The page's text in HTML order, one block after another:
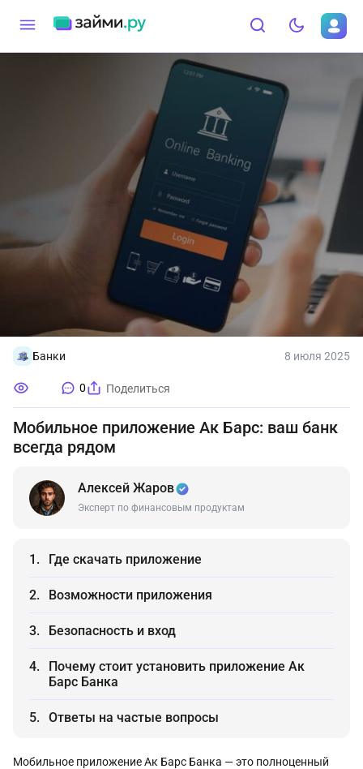
Банки 8 июля 2025
0 Поделиться
Мобильное приложение Ак Барс: ваш банк
всегда рядом
Алексей Жаров
Эксперт по финансовым продуктам
Где скачать приложение
Возможности приложения
Безопасность и вход
Почему стоит установить приложение Ак
Барс Банка
Ответы на частые вопросы
Мобильное приложение Ак Барс Банка — это полноценный